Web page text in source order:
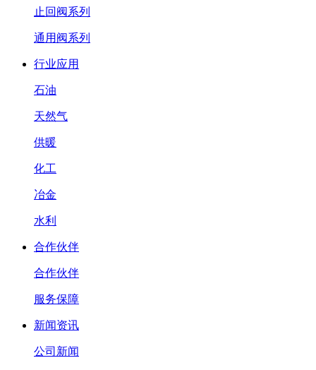
止回阀系列
通用阀系列
行业应用
石油
天然气
供暖
化工
冶金
水利
合作伙伴
合作伙伴
服务保障
新闻资讯
公司新闻